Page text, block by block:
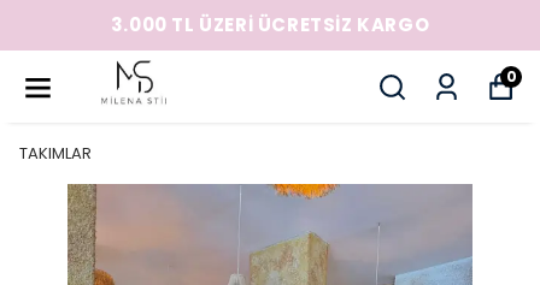
3.000 TL ÜZERİ ÜCRETSİZ KARGO
0
TAKIMLAR